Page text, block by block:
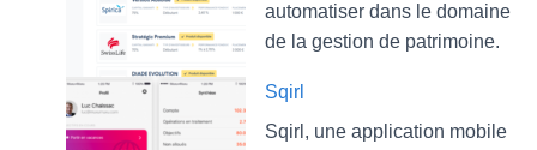
automatiser dans le domaine
de la gestion de patrimoine.
Sqirl
Sqirl, une application mobile